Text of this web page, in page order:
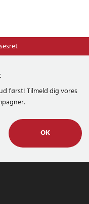
og dankort
først! Tilmeld dig vores
OK